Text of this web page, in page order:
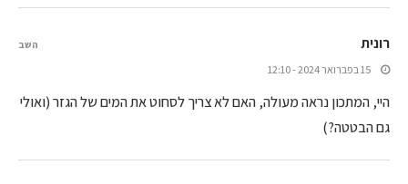
רונית
15 בפברואר 2024 - 12:10
היי, המתכון נראה מעולה, האם לא צריך לסחוט את המים של הגזר (ואולי
גם הבטטה?)
השב